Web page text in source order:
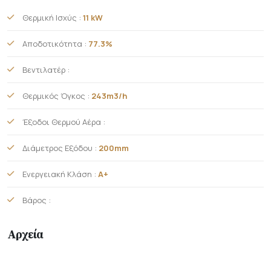
Θερμική Ισχύς : 11 kW
Αποδοτικότητα : 77.3%
Βεντιλατέρ :
Θερμικός Όγκος : 243m3/h
Έξοδοι Θερμού Αέρα :
Διάμετρος Εξόδου : 200mm
Ενεργειακή Κλάση : A+
Βάρος :
Αρχεία